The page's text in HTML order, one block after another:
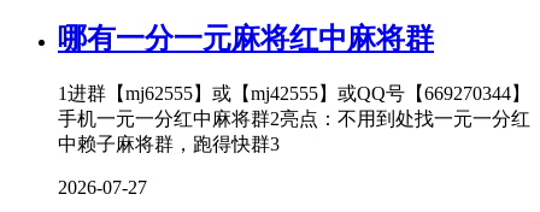
哪有一分一元麻将红中麻将群
1进群【mj62555】或【mj42555】或QQ号【669270344】
手机一元一分红中麻将群2亮点：不用到处找一元一分红
中赖子麻将群，跑得快群3
2026-07-27